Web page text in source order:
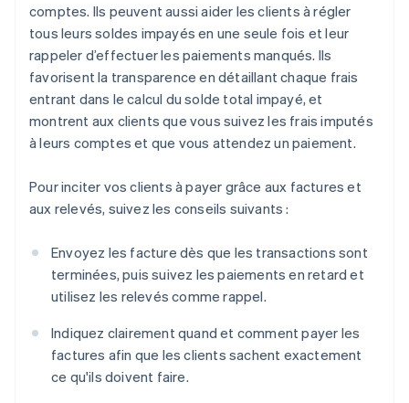
comptes. Ils peuvent aussi aider les clients à régler
tous leurs soldes impayés en une seule fois et leur
rappeler d’effectuer les paiements manqués. Ils
favorisent la transparence en détaillant chaque frais
entrant dans le calcul du solde total impayé, et
montrent aux clients que vous suivez les frais imputés
à leurs comptes et que vous attendez un paiement.
Pour inciter vos clients à payer grâce aux factures et
aux relevés, suivez les conseils suivants :
Envoyez les facture dès que les transactions sont
terminées, puis suivez les paiements en retard et
utilisez les relevés comme rappel.
Indiquez clairement quand et comment payer les
factures afin que les clients sachent exactement
ce qu'ils doivent faire.